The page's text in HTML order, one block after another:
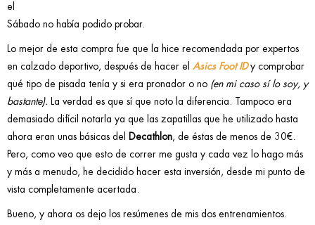
el
Sábado no había podido probar.
Lo mejor de esta compra fue que la hice recomendada por expertos
en calzado deportivo, después de hacer el Asics Foot ID y comprobar
qué tipo de pisada tenía y si era pronador o no (en mi caso sí lo soy, y
bastante). La verdad es que sí que noto la diferencia. Tampoco era
demasiado difícil notarla ya que las zapatillas que he utilizado hasta
ahora eran unas básicas del
Decathlon, de éstas de menos de 30€.
Pero, como veo que esto de correr me gusta y cada vez lo hago más
y más a menudo, he decidido hacer esta inversión, desde mi punto de
vista completamente acertada.
Bueno, y ahora os dejo los resúmenes de mis dos entrenamientos.